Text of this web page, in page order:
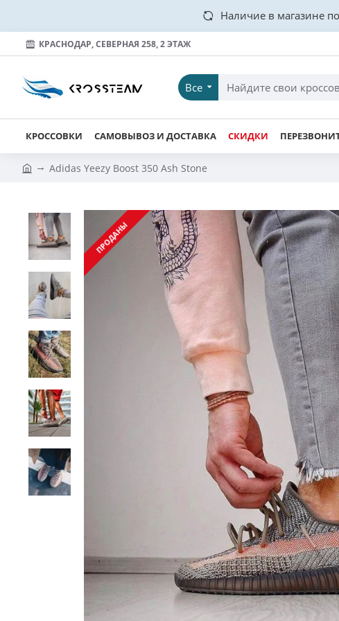
Наличие в магазине
КРАСНОДАР, СЕВЕРНАЯ 258, 2 ЭТАЖ
Все
КРОССОВКИ САМОВЫВОЗ И ДОСТАВКА СКИДКИ
Adidas Yeezy Boost 350 Ash Stone
ПРОДАНЫ